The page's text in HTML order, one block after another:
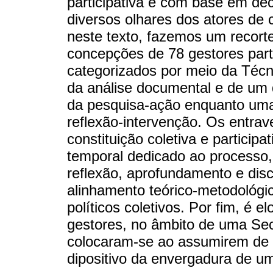
diversos olhares dos atores de
neste texto, fazemos um
concepções de 78 gestores
categorizados por meio da
da análise documental e de
da pesquisa-ação enquanto
reflexão-intervenção. Os
constituição coletiva e
temporal dedicado ao
reflexão, aprofundamento e
alinhamento teórico-
políticos coletivos. Por fim, é
gestores, no âmbito de uma
colocaram-se ao assumirem
dipositivo da envergadura de